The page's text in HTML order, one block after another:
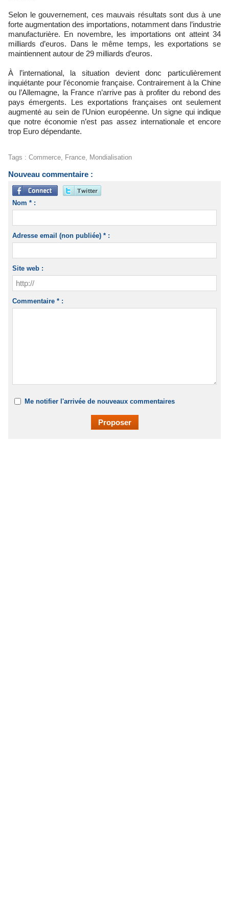
Selon le gouvernement, ces mauvais résultats sont dus à une
forte augmentation des importations, notamment dans l’industrie
manufacturière. En novembre, les importations ont atteint 34
milliards d’euros. Dans le même temps, les exportations se
maintiennent autour de 29 milliards d’euros.
À l’international, la situation devient donc particulièrement
inquiétante pour l’économie française. Contrairement à la Chine
ou l’Allemagne, la France n’arrive pas à profiter du rebond des
pays émergents. Les exportations françaises ont seulement
augmenté au sein de l’Union européenne. Un signe qui indique
que notre économie n’est pas assez internationale et encore
trop Euro dépendante.
Tags : Commerce, France, Mondialisation
Nouveau commentaire :
Nom * :
Adresse email (non publiée) * :
Site web :
Commentaire * :
Me notifier l'arrivée de nouveaux commentaires